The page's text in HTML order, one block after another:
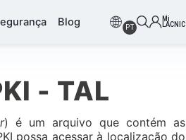
Blog PT
Mi
LACNIC
- TAL
) é um arquivo que contém as
possa acessar à localização do